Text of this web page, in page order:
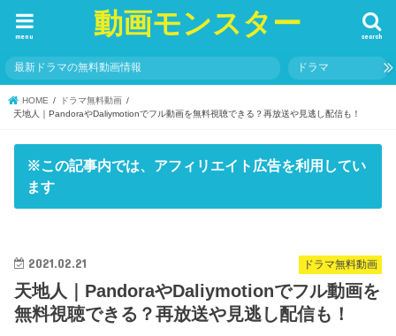
動画モンスター search
menu
最新ドラマの無料動画情報 ドラマ
HOME
ドラマ無料動画
天地人｜PandoraやDaliymotionでフル動画を無料視聴できる？再放送や見逃し配信も！
※この記事内では、アフィリエイト広告を利用してい
ます
ドラマ無料動画
2021.02.21
天地人｜PandoraやDaliymotionでフル動画を
無料視聴できる？再放送や見逃し配信も！